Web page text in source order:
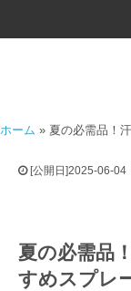
ホーム » 夏の必需品！
[公開日]2025-06-04
夏の必需品
すめスプレ